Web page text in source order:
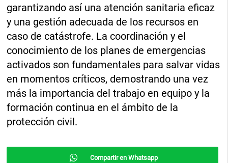
garantizando así una atención sanitaria eficaz
y una gestión adecuada de los recursos en
caso de catástrofe. La coordinación y el
conocimiento de los planes de emergencias
activados son fundamentales para salvar vidas
en momentos críticos, demostrando una vez
más la importancia del trabajo en equipo y la
formación continua en el ámbito de la
protección civil.
Compartir en Whatsapp